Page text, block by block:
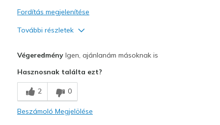
Fordítás megjelenítése
További részletek
Width
Sizing
View On Shoes
I'm Really Into Shoes
VégeredményIgen, ajánlanám másoknak is
Hasznosnak találta ezt?
2 0
Beszámoló Megjelölése